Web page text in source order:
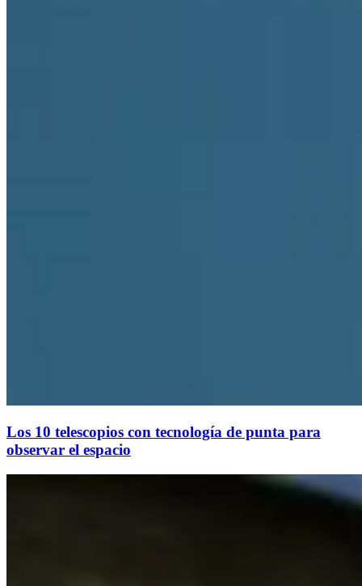
Los 10 telescopios con tecnología de punta para
observar el espacio